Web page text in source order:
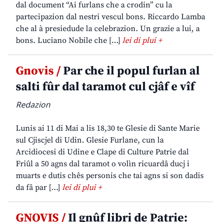
dal document “Ai furlans che a crodin” cu la
partecipazion dal nestri vescul bons. Riccardo Lamba
che al à presiedude la celebrazion. Un grazie a lui, a
bons. Luciano Nobile che […] lei di plui +
Gnovis /Par che il popul furlan al
salti fûr dal taramot cul cjâf e vîf
Redazion
Lunis ai 11 di Mai a lis 18,30 te Glesie di Sante Marie
sul Cjiscjel di Udin. Glesie Furlane, cun la
Arcidiocesi di Udine e Clape di Culture Patrie dal
Friûl a 50 agns dal taramot o volìn ricuardâ ducj i
muarts e dutis chês personis che tai agns si son dadis
da fâ par […] lei di plui +
GNOVIS /Il gnûf libri de Patrie: